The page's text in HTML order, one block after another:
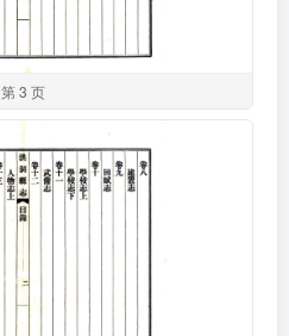
第 3 页